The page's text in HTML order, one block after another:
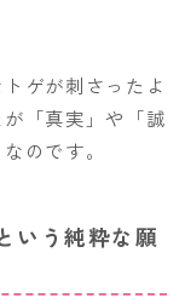
ゲが刺さったよ
「真実」や「誠
のです。
いう純粋な願